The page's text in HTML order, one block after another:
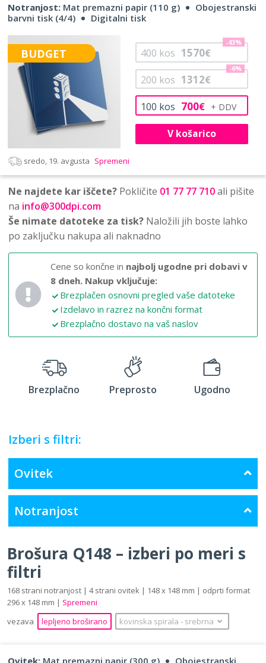
Notranjost: Mat premazni papir (110 g)
Obojestranski
barvni tisk (4/4)
Digitalni tisk
BUDGET
100 kos 700€
200 kos 1312€
-6%
400 kos 1570€
-43%
V košarico
sredo, 19. avgusta Spremeni
Ne najdete kar iščete? Pokličite 01 77 77 710ali pišite
na info@300dpi.com
Še nimate datoteke za tisk? Naložili jih boste lahko
po zaključku nakupa ali naknadno
Cene so končne in najbolj ugodne pri dobavi v
8 dneh. Nakup vključuje:
Brezplačen osnovni pregled vaše datoteke
Izdelavo in razrez na končni format
Brezplačno dostavo na vaš naslov
Brezplačno Preprosto Ugodno
Izberi s filtri:
Ovitek
Notranjost
Brošura Q148 – izberi po meri s
filtri
168 strani notranjost | 4 strani ovitek | 148 x 148 mm | odprti format
296 x 148 mm | Spremeni
vezava
lepljeno broširano kovinska spirala ‐ srebrna
Ovitek: Mat premazni papir (300 g)
Obojestranski